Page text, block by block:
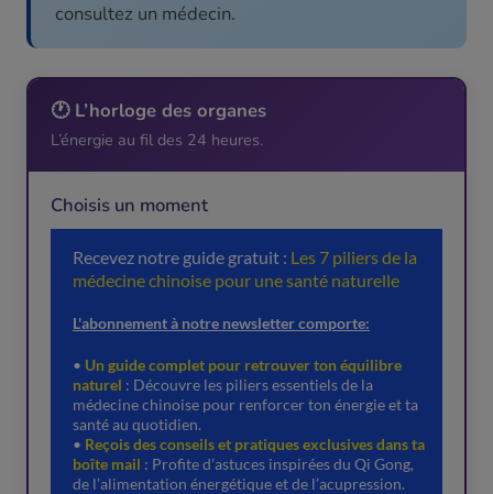
consultez un médecin.
🕐 L’horloge des organes
L’énergie au fil des 24 heures.
Choisis un moment